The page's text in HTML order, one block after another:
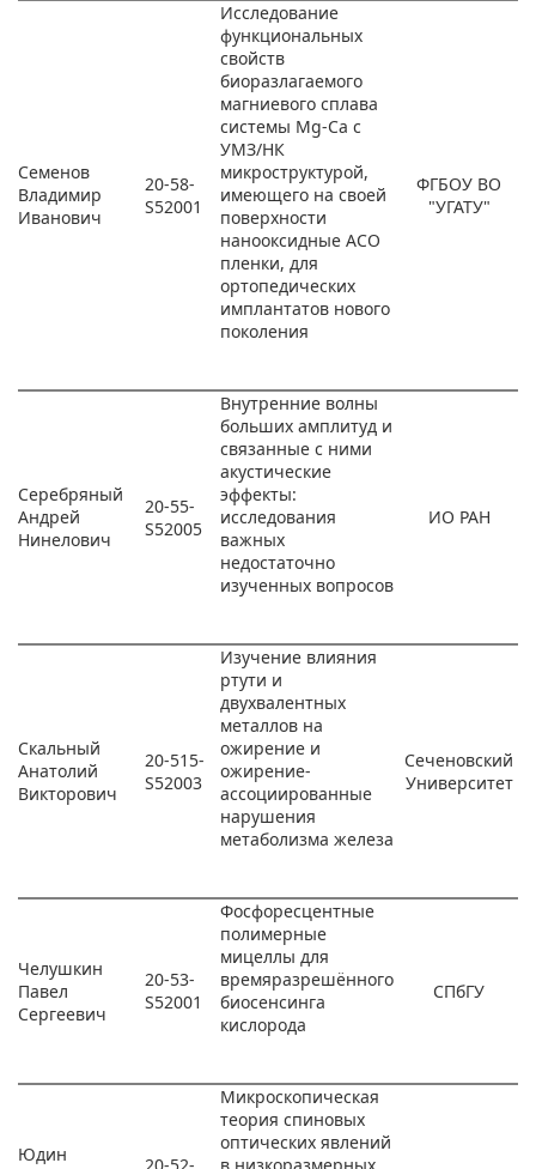
Семенов
Владимир
Иванович
20-58-
S52001
Исследование
функциональных
свойств
биоразлагаемого
магниевого сплава
системы Mg-Ca с
УМЗ/НК
микроструктурой,
имеющего на своей
поверхности
нанооксидные АСО
пленки, для
ортопедических
имплантатов нового
поколения
ФГБОУ ВО
"УГАТУ"
Серебряный
Андрей
Нинелович
20-55-
S52005
Внутренние волны
больших амплитуд и
связанные с ними
акустические
эффекты:
исследования
важных
недостаточно
изученных вопросов
ИО РАН
Скальный
Анатолий
Викторович
20-515-
S52003
Изучение влияния
ртути и
двухвалентных
металлов на
ожирение и
ожирение-
ассоциированные
нарушения
метаболизма железа
Сеченовский
Университет
Челушкин
Павел
Сергеевич
20-53-
S52001
Фосфоресцентные
полимерные
мицеллы для
времяразрешённого
биосенсинга
кислорода
СПбГУ
Юдин
Микроскопическая
теория спиновых
оптических явлений